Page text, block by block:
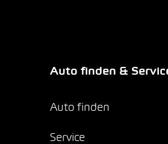
Auto finden &
Auto finden
Service